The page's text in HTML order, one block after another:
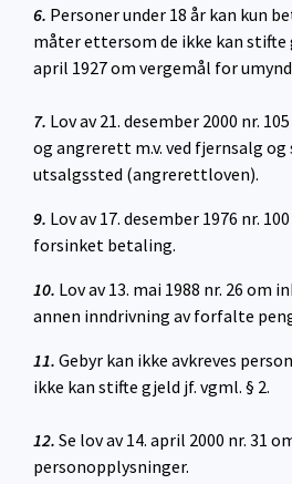
6. Personer under 18 år kan kun
måter ettersom de ikke kan stifte
april 1927 om vergemål for
7. Lov av 21. desember 2000 nr.
og angrerett m.v. ved fjernsalg
utsalgssted (angrerettloven).
9. Lov av 17. desember 1976 nr.
forsinket betaling.
10. Lov av 13. mai 1988 nr. 26 om
annen inndrivning av forfalte
11. Gebyr kan ikke avkreves
ikke kan stifte gjeld jf. vgml. § 2.
12. Se lov av 14. april 2000 nr. 31
personopplysninger.